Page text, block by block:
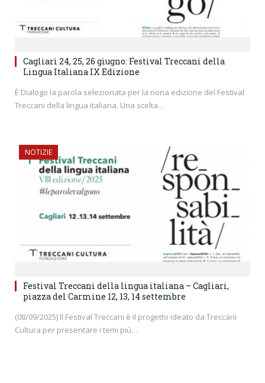
Cagliari 24, 25, 26 giugno: Festival Treccani della
Lingua Italiana IX Edizione
È Dialogo la parola selezionata per la nona edizione del Festival
Treccani della lingua italiana. Una scelta…
NOTIZIE
Festival Treccani della lingua italiana – Cagliari,
piazza del Carmine 12, 13, 14 settembre
(08/09/2025) Il Festival Treccani è il progetto ideato da Treccani
Cultura per presentare i temi più…